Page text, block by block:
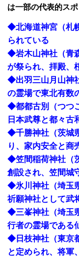
は一部の代表的スポ
◆北海道神宮（札
られている
◆岩木山神社（青
が祭られ、拝殿、
◆出羽三山月山神
の霊場で東北有数
◆都都古別（つつ
日本武尊と都々古
◆千勝神社（茨城
り、家内安全と商
◆笠間稲荷神社（
創設され、笠間城
◆氷川神社（埼玉
祈願神社として武
◆三峯神社（埼玉
行者の霊場である
◆日枝神社（東京
と定められ、将軍